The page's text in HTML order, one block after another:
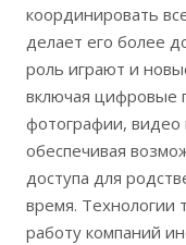
координировать
делает его более
роль играют и
включая цифровые
фотографии, видео
обеспечивая
доступа для
время. Технологии
работу компаний